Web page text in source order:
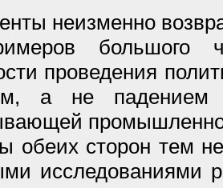
неизменно
большого
проведения
а не падением
обеих сторон тем
исследованиями